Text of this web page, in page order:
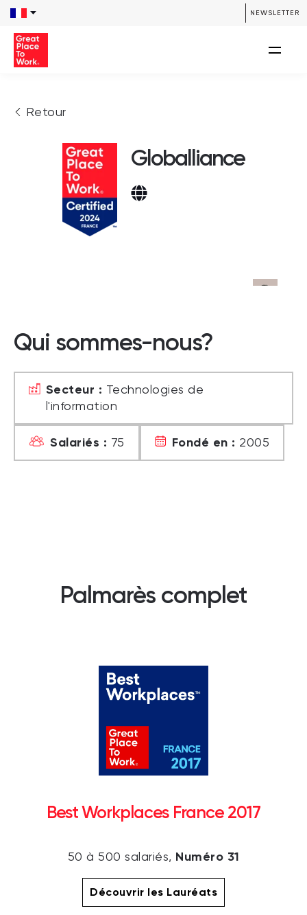
NEWSLETTER
Retour
Globalliance
Qui sommes-nous?
Secteur : Technologies de
l'information
Salariés : 75 Fondé en : 2005
Palmarès complet
Best Workplaces France 2017
50 à 500 salariés, Numéro 31
Découvrir les Lauréats